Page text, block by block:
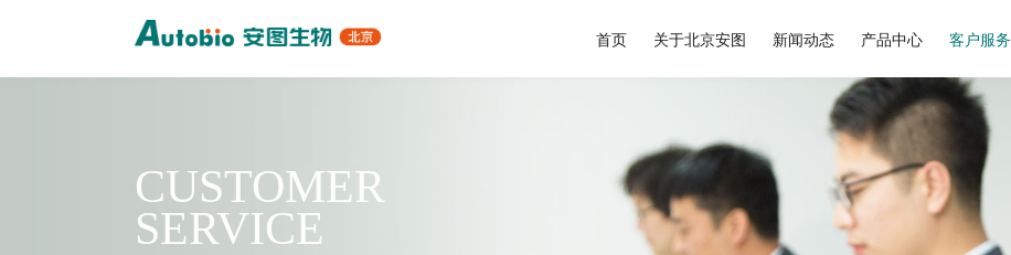
首页 关于北京安图 新闻动态 产品中心 客户服务
CUSTOMER
SERVICE